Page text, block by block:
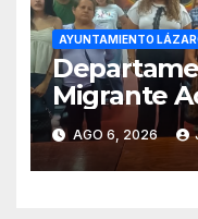
AYUNTAMIENTO
Migrante
a
Cárdenas
AGO 6, 2026